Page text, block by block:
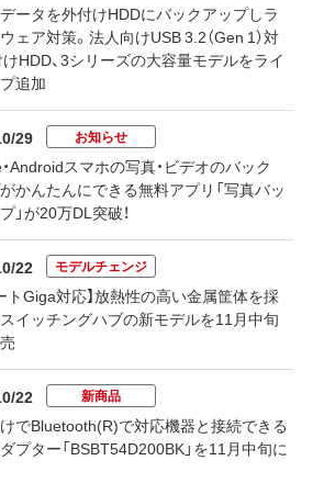
ータを外付けHDDにバックアップしラ
ェア対策。法人向けUSB 3.2（Gen 1）対
HDD、3シリーズの大容量モデルをライ
追加
29 お知らせ
Androidスマホの写真・ビデオのバック
かんたんにできる無料アプリ「写真バッ
」が20万DL突破！
22 モデルチェンジ
トGiga対応】放熱性の高い金属筐体を採
イッチングハブの新モデルを11月中旬
22 新商品
でBluetooth(R)で対応機器と接続できる
プター「BSBT54D200BK」を11月中旬に